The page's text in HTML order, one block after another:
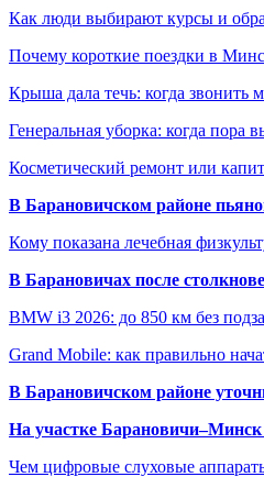
Как люди выбирают курсы и
Почему короткие поездки в
Крыша дала течь: когда звонить
Генеральная уборка: когда пора
Косметический ремонт или
В Барановичском районе
Кому показана лечебная
В Барановичах после
BMW i3 2026: до 850 км без
Grand Mobile: как правильно
В Барановичском районе
На участке Барановичи–Минск
Чем цифровые слуховые